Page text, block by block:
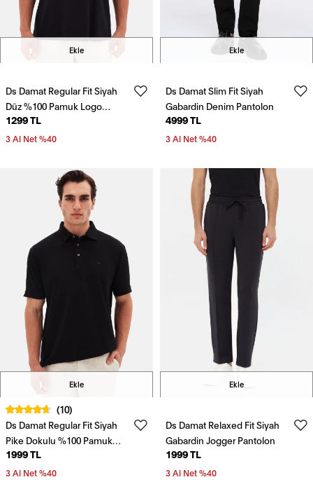
Ekle
Ds Damat Regular Fit Siyah
Düz %100 Pamuk Logo
Baskılı T-Shirt
1299 TL
3 Al Net %40
Ekle
Ds Damat Slim Fit Siyah
Gabardin Denim Pantolon
4999 TL
3 Al Net %40
Ekle
(10)
Ds Damat Regular Fit Siyah
Pike Dokulu %100 Pamuk
Polo Tişört
1999 TL
3 Al Net %40
Ekle
Ds Damat Relaxed Fit Siyah
Gabardin Jogger Pantolon
1999 TL
3 Al Net %40